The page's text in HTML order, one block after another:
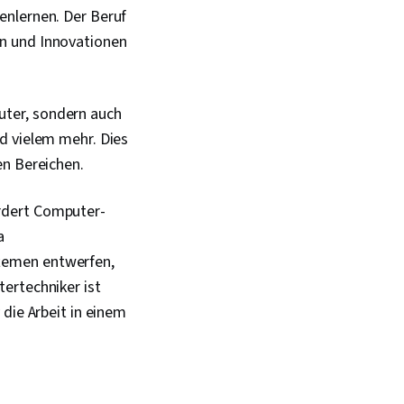
Google Gemini,
Schnelles
Kenntnisse,
Installation der
Microsoft
Unterstützung,
Linux-
Linux,
Der Beruf
und Innovationen
sondern auch
vielem mehr. Dies
Bereichen.
Computer-
entwerfen,
ist
Arbeit in einem